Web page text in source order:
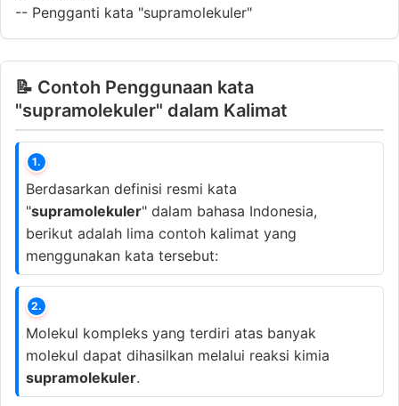
-- Pengganti kata "supramolekuler"
📝 Contoh Penggunaan kata
"supramolekuler" dalam Kalimat
1.
Berdasarkan definisi resmi kata
"supramolekuler" dalam bahasa Indonesia,
berikut adalah lima contoh kalimat yang
menggunakan kata tersebut:
2.
Molekul kompleks yang terdiri atas banyak
molekul dapat dihasilkan melalui reaksi kimia
supramolekuler.